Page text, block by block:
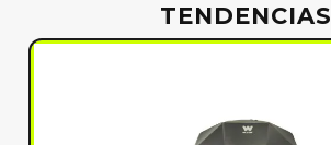
TENDENCIAS